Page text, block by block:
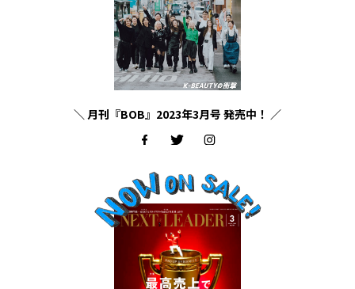
＼ 月刊『BOB』2023年3月号 発売中！ ／